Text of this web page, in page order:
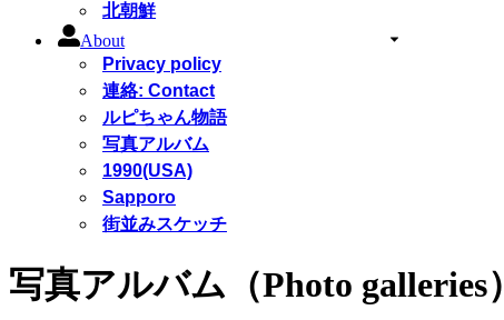
北朝鮮
About
Privacy policy
連絡: Contact
ルピちゃん物語
写真アルバム
1990(USA)
Sapporo
街並みスケッチ
写真アルバム（Photo galleries）